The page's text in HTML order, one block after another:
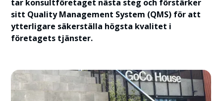
tar konsultföretaget nästa steg och förstärker
sitt Quality Management System (QMS) för att
ytterligare säkerställa högsta kvalitet i
företagets tjänster.